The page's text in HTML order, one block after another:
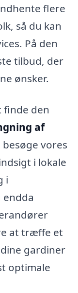
flere
så du kan
På den
tilbud, der
ønsker.
finde den
af
besøge vores
i lokale
i
at træffe et
gardiner
optimale